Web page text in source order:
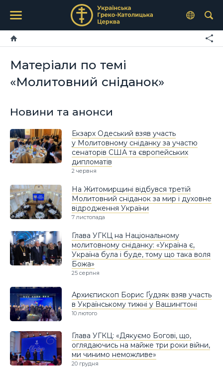
Матеріали по темі
«Молитовний сніданок»
Новини та анонси
Екзарх Одеський взяв участь
у Молитовному сніданку за участю
сенаторів США та європейських
дипломатів
2 червня
На Житомирщині відбувся третій
Молитовний сніданок за мир і духовне
відродження України
7 листопада
Глава УГКЦ на Національному
молитовному сніданку: «Україна є,
Україна була і буде, тому що така воля
Божа»
25 серпня
Архиєпископ Борис Ґудзяк взяв участь
в Українському тижні у Вашингтоні
10 лютого
Глава УГКЦ: «Дякуємо Богові, що,
оглядаючись на майже три роки війни,
ми чинимо неможливе»
20 грудня